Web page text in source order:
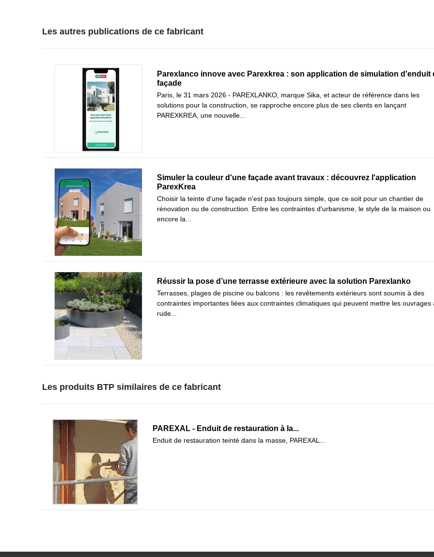
Les autres publications de ce fabricant
Parexlanco innove avec Parexkrea : son application de simulation d'enduit
façade
Paris, le 31 mars 2026 - PAREXLANKO, marque Sika, et acteur de référence dans les
solutions pour la construction, se rapproche encore plus de ses clients en lançant
PAREXKREA, une nouvelle...
Simuler la couleur d'une façade avant travaux : découvrez l'application
ParexKrea
Choisir la teinte d'une façade n'est pas toujours simple, que ce soit pour un chantier de
rénovation ou de construction. Entre les contraintes d'urbanisme, le style de la maison ou
encore la...
Réussir la pose d’une terrasse extérieure avec la solution Parexlanko
Terrasses, plages de piscine ou balcons : les revêtements extérieurs sont soumis à des
contraintes importantes liées aux contraintes climatiques qui peuvent mettre les ouvrages
rude...
Les produits BTP similaires de ce fabricant
PAREXAL - Enduit de restauration à la...
Enduit de restauration teinté dans la masse, PAREXAL...